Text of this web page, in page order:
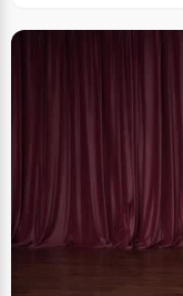
力，而且我相信自己有这
的六次月考，三次模拟考都
涛出生于一个并不太富裕
头的工作，常年在工地打
当起了小摊贩，空闲的时
一家人的生活虽然不富裕
涛过早的成熟起来。"小
候就嘱咐我一定要考名牌
上一直都很努力，"学习
一个动力。因为成绩优秀
川一中宏志班以后，国家给了补贴"。 想着妈妈每天
己做饭，昏黄灯光下忙碌
比感叹的说，"我的先天